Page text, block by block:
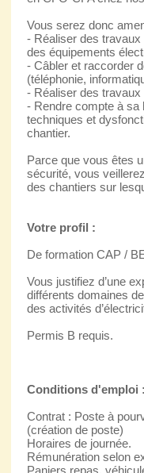
Vous serez donc
- Réaliser des
des équipements
- Câbler et raccorder
(téléphonie,
- Réaliser des travaux
- Rendre compte à sa
techniques et
chantier.
Parce que vous êtes
sécurité, vous
des chantiers sur
Votre profil :
De formation CAP /
Vous justifiez d’une
différents domaines
des activités
Permis B requis.
Conditions d'emploi :
Contrat : Poste à
(création de poste)
Horaires de journée.
Rémunération selon
Paniers repas,